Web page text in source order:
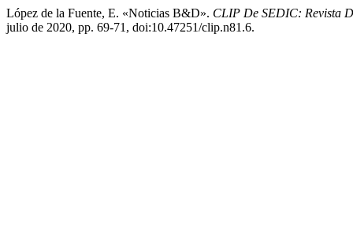
López de la Fuente, E. «Noticias B&D». CLIP De SEDIC: Revista
julio de 2020, pp. 69-71, doi:10.47251/clip.n81.6.